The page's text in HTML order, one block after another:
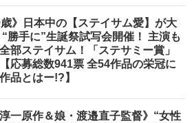
歳》日本中の【ステイサム愛】が大
勝手に”生誕祭試写会開催！ 主演も
部ステイサム！「ステサミー賞」
応募総数941票 全54作品の栄冠に
品とはー!?】
淳一原作＆娘・渡邉直子監督》“女性